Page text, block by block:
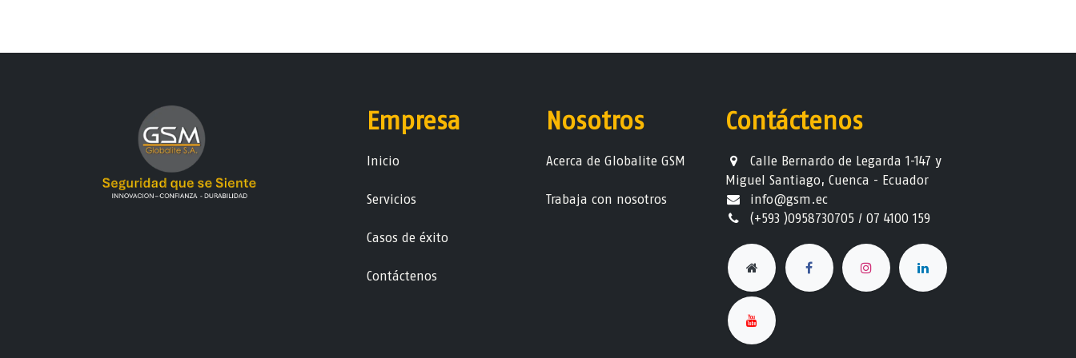
Contáctenos
Calle Bernardo de Legarda 1-147 y
Miguel Santiago, Cuenca - Ecuador
info@gsm.ec​
(+593 )0958730705 / 07 4100 159
Empresa
Ini​ci​o
Servicios
Casos de éxito
Contáctenos
Nosotros
Acerca de Globalite GSM
Trabaja con nosotros